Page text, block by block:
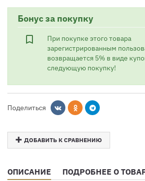
Бонус за покупку
bookmark_border
При покупке этого товара
зарегистрированным
возвращается 5% в виде
следующую покупку!
Поделиться
ДОБАВИТЬ К СРАВНЕНИЮ
ОПИСАНИЕ ПОДРОБНЕЕ О